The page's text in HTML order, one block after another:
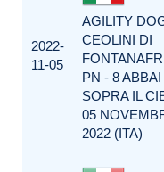
2022-
11-05
AGILITY
CEOLINI DI
PN - 8 ABBAI
SOPRA IL
05
2022 (ITA)